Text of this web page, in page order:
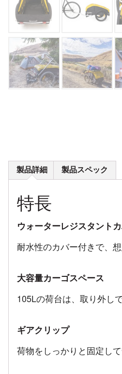
製品詳細 製品スペック
特長
ウォーターレジスタント
耐水性のカバー付きで、
大容量カーゴスペース
105Lの荷台は、取り外し
ギアクリップ
荷物をしっかりと固定し